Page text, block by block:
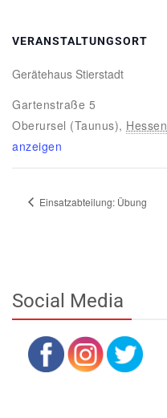
VERANSTALTUNGSORT
Gerätehaus Stierstadt
Gartenstraße 5
Oberursel (Taunus), Hessen
anzeigen
Einsatzabteilung: Übung
Social Media